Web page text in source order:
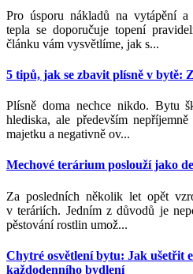
Pro úsporu nákladů na vytápění
tepla se doporučuje topení
článku vám vysvětlíme, jak s...
5 tipů, jak se zbavit plísně v bytě:
Plísně doma nechce nikdo. Bytu
hlediska, ale především
majetku a negativně ov...
Mechové terárium poslouží jako
Za posledních několik let opět
v teráriích. Jedním z důvodů je
pěstování rostlin umož...
Chytré osvětlení bytu: Jak ušetřit
každodenního bydlení